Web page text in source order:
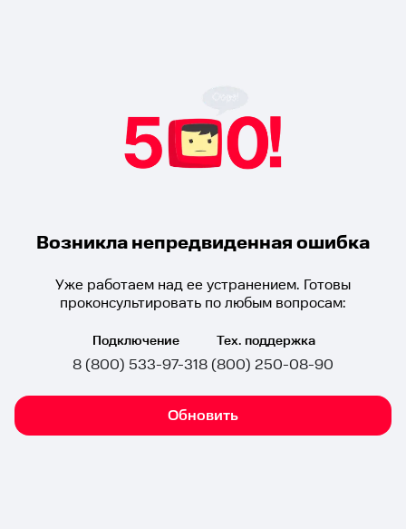
Возникла непредвиденная ошибка
Уже работаем над ее устранением. Готовы
проконсультировать по любым вопросам:
Подключение
8 (800) 533-97-31
Тех. поддержка
8 (800) 250-08-90
Обновить